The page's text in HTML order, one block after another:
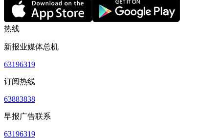
热线
新报业媒体总机
63196319
订阅热线
63883838
早报广告联系
63196319